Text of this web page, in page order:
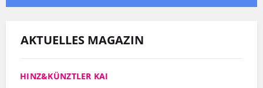
AKTUELLES MAGAZIN
HINZ&KÜNZTLER KAI